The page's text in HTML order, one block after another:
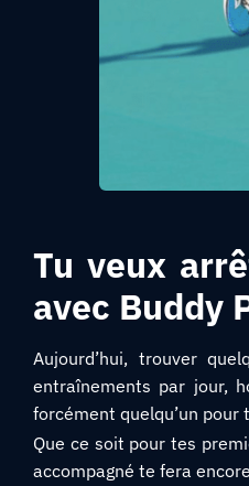
Tu veux
avec Buddy
Aujourd’hui, trouver
entraînements par jour,
forcément quelqu’un pour
Que ce soit pour tes
accompagné te fera